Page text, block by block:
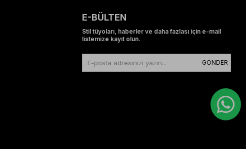
E-BÜLTEN
Stil tüyoları, haberler ve daha fazlası için e-mail
listemize kayıt olun.
GÖNDER